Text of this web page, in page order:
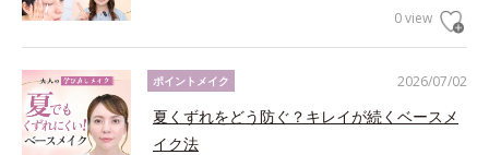
0 view
2026/07/02
ポイントメイク
夏くずれをどう防ぐ？キレイが続くベースメ
イク法